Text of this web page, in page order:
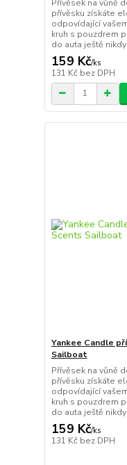
Přívěsek na vůně
přívěsku získáte
odpovídající
kruh s pouzdrem
do auta ještě
159 Kč/ks
131 Kč bez DPH
Yankee Candle
Sailboat
Přívěsek na vůně
přívěsku získáte
odpovídající
kruh s pouzdrem
do auta ještě
159 Kč/ks
131 Kč bez DPH